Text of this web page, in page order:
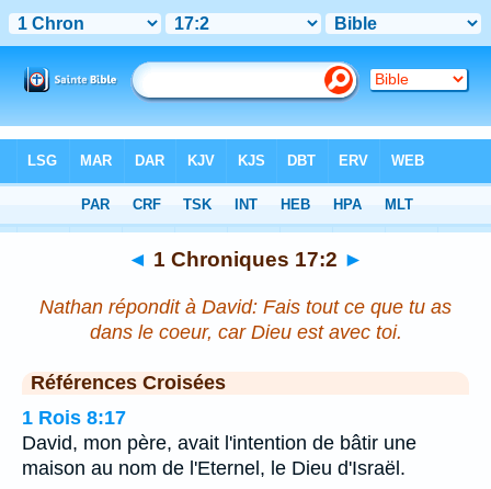
>Chapitre 17 > Verset 2
◄ 1 Chroniques 17:2 ►
Nathan répondit à David: Fais tout ce que tu as
dans le coeur, car Dieu est avec toi.
Références Croisées
1 Rois 8:17
David, mon père, avait l'intention de bâtir une
maison au nom de l'Eternel, le Dieu d'Israël.